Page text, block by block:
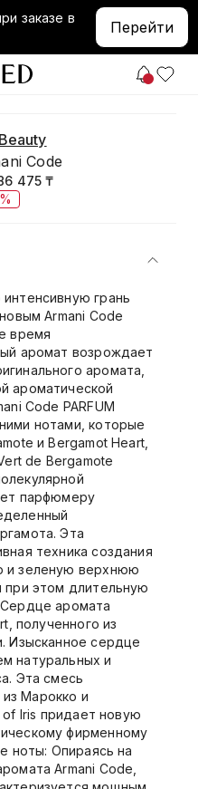
заказе в
Перейти
Code
475 ₸
грань
Armani Code
время
аромат возрождает
аромата,
ароматической
Code PARFUM
нотами, которые
и Bergamot Heart,
de Bergamote
парфюмеру
Эта
техника создания
и зеленую верхнюю
при этом длительную
аромата
полученного из
Изысканное сердце
натуральных и
Эта смесь
из Марокко и
of Iris придает новую
фирменному
ноты: Опираясь на
Armani Code,